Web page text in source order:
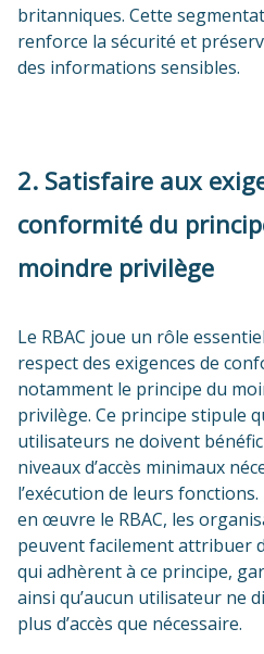
britanniques. Cette
renforce la sécurité et
des informations sensibles.
2. Satisfaire aux
conformité du
moindre privilège
Le RBAC joue un rôle
respect des exigences de
notamment le principe du
privilège. Ce principe stipule
utilisateurs ne doivent
niveaux d’accès minimaux
l’exécution de leurs
en œuvre le RBAC, les
peuvent facilement attribuer
qui adhèrent à ce principe,
ainsi qu’aucun utilisateur ne
plus d’accès que nécessaire.